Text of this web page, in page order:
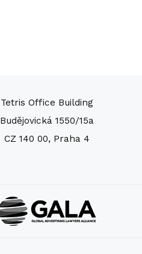
Tetris Office Building
Budějovická 1550/15a
CZ 140 00, Praha 4